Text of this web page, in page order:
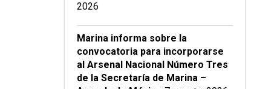
2026
Marina informa sobre la
convocatoria para incorporarse
al Arsenal Nacional Número Tres
de la Secretaría de Marina –